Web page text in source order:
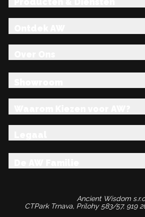
Ancient Wisdom
CTPark Trnava, Prílohy 583/57, 919